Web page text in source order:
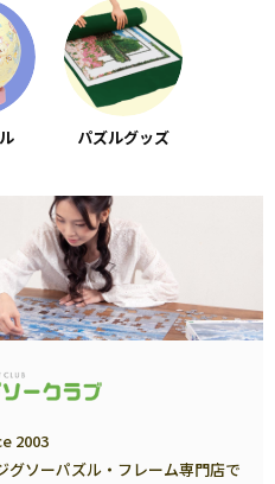
パズルグッズ
2003
グソーパズル・フレーム専門店で